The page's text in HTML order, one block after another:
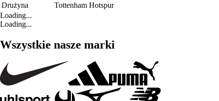
Drużyna
Tottenham Hotspur
Loading...
Loading...
Wszystkie nasze marki